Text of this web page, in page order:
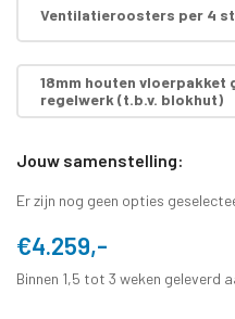
Ventilatieroosters per 4
18mm houten vloerpakket
regelwerk (t.b.v. blokhut)
Jouw samenstelling:
Er zijn nog geen opties
€4.259,-
Binnen 1,5 tot 3 weken geleverd